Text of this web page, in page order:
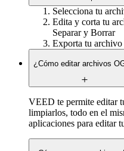
Selecciona tu
Edita y corta tu
Separar y Borrar
Exporta tu
¿Cómo editar archivos
VEED te permite editar
limpiarlos, todo en el
aplicaciones para editar